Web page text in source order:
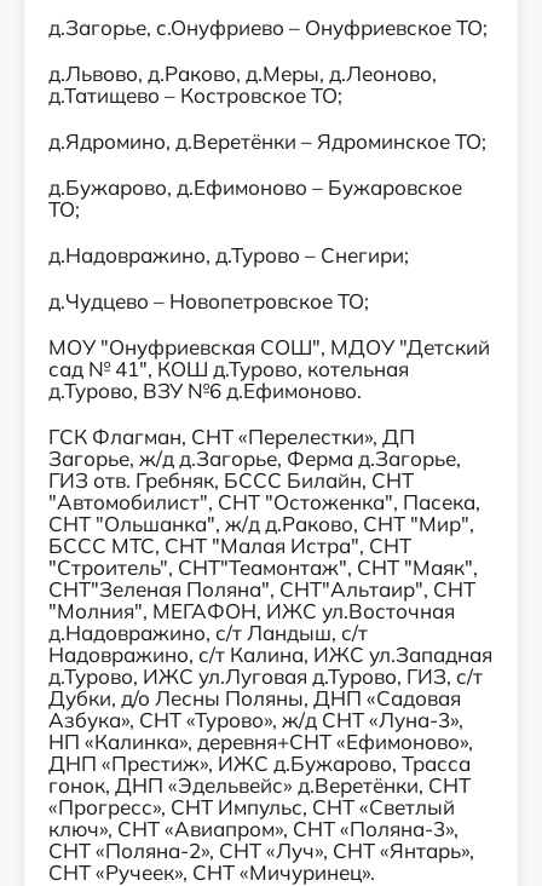
д.Загорье, с.Онуфриево – Онуфриевское ТО;
д.Львово, д.Раково, д.Меры, д.Леоново,
д.Татищево – Костровское ТО;
д.Ядромино, д.Веретёнки – Ядроминское ТО;
д.Бужарово, д.Ефимоново – Бужаровское
ТО;
д.Надовражино, д.Турово – Снегири;
д.Чудцево – Новопетровское ТО;
МОУ "Онуфриевская СОШ", МДОУ "Детский
сад № 41", КОШ д.Турово, котельная
д.Турово, ВЗУ №6 д.Ефимоново.
ГСК Флагман, СНТ «Перелестки», ДП
Загорье, ж/д д.Загорье, Ферма д.Загорье,
ГИЗ отв. Гребняк, БССС Билайн, СНТ
"Автомобилист", СНТ "Остоженка", Пасека,
СНТ "Ольшанка", ж/д д.Раково, СНТ "Мир",
БССС МТС, СНТ "Малая Истра", СНТ
"Строитель", СНТ"Теамонтаж", СНТ "Маяк",
СНТ"Зеленая Поляна", СНТ"Альтаир", СНТ
"Молния", МЕГАФОН, ИЖС ул.Восточная
д.Надовражино, с/т Ландыш, с/т
Надовражино, с/т Калина, ИЖС ул.Западная
д.Турово, ИЖС ул.Луговая д.Турово, ГИЗ, с/т
Дубки, д/о Лесны Поляны, ДНП «Садовая
Азбука», СНТ «Турово», ж/д СНТ «Луна-3»,
НП «Калинка», деревня+СНТ «Ефимоново»,
ДНП «Престиж», ИЖС д.Бужарово, Трасса
гонок, ДНП «Эдельвейс» д.Веретёнки, СНТ
«Прогресс», СНТ Импульс, СНТ «Светлый
ключ», СНТ «Авиапром», СНТ «Поляна-3»,
СНТ «Поляна-2», СНТ «Луч», СНТ «Янтарь»,
СНТ «Ручеек», СНТ «Мичуринец».